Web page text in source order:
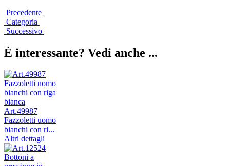
Precedente
Categoria
Successivo
È interessante? Vedi anche ...
Art.49987
Fazzoletti uomo
bianchi con ri...
Altri dettagli